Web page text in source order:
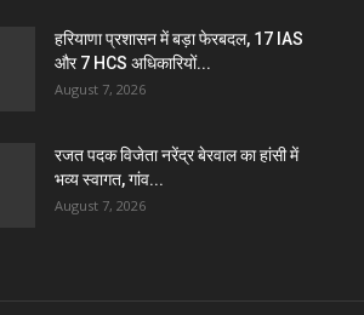
हरियाणा प्रशासन में बड़ा फेरबदल, 17 IAS
और 7 HCS अधिकारियों...
August 7, 2026
रजत पदक विजेता नरेंद्र बेरवाल का हांसी में
भव्य स्वागत, गांव...
August 7, 2026